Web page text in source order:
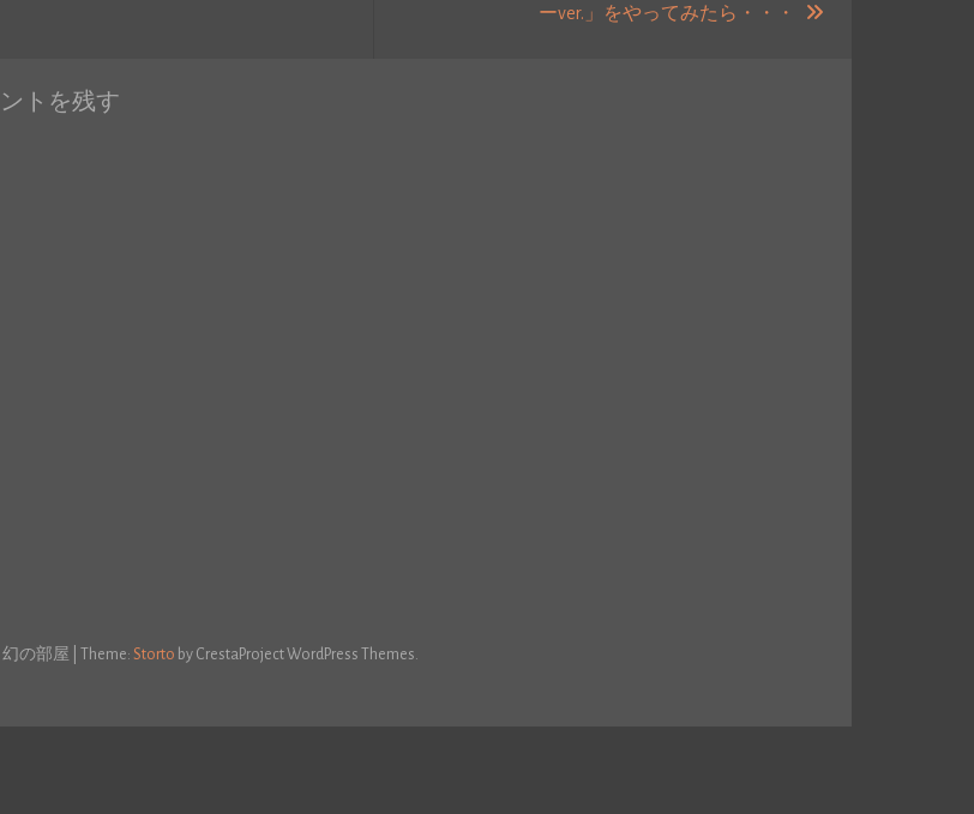
ーver.」をやってみたら・・・
次
トを残す
幻の部屋 Theme: Storto by CrestaProject WordPress Themes.